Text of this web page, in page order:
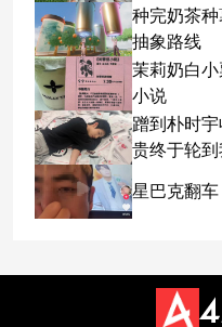
种完奶茶
抽象路线
茉莉奶白
小说
蹭到朴时
贵终于轮到
星巴克翻